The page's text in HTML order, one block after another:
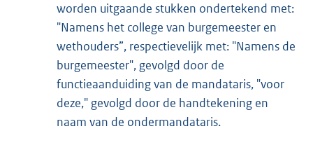
worden uitgaande stukken ondertekend met:
"Namens het college van burgemeester en
wethouders”, respectievelijk met: "Namens de
burgemeester", gevolgd door de
functieaanduiding van de mandataris, "voor
deze," gevolgd door de handtekening en
naam van de ondermandataris.